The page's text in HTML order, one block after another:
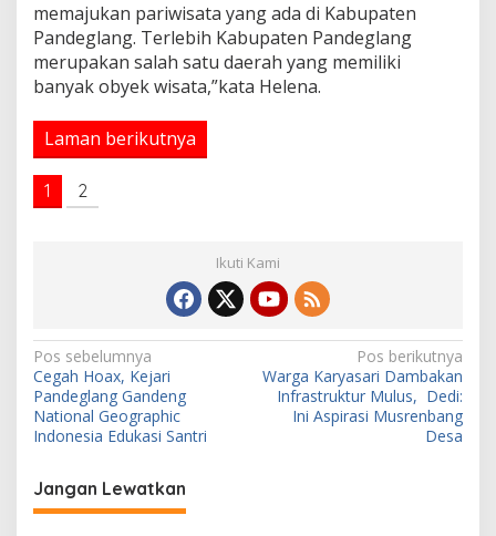
memajukan pariwisata yang ada di Kabupaten
Pandeglang. Terlebih Kabupaten Pandeglang
merupakan salah satu daerah yang memiliki
banyak obyek wisata,”kata Helena.
Laman berikutnya
1 2
Ikuti Kami
N
a
v
i
g
a
Pos sebelumnya
Cegah Hoax, Kejari
Pandeglang Gandeng
National Geographic
Indonesia Edukasi Santri
Pos berikutnya
Warga Karyasari Dambakan
Infrastruktur Mulus, Dedi:
Ini Aspirasi Musrenbang
Desa
Jangan Lewatkan